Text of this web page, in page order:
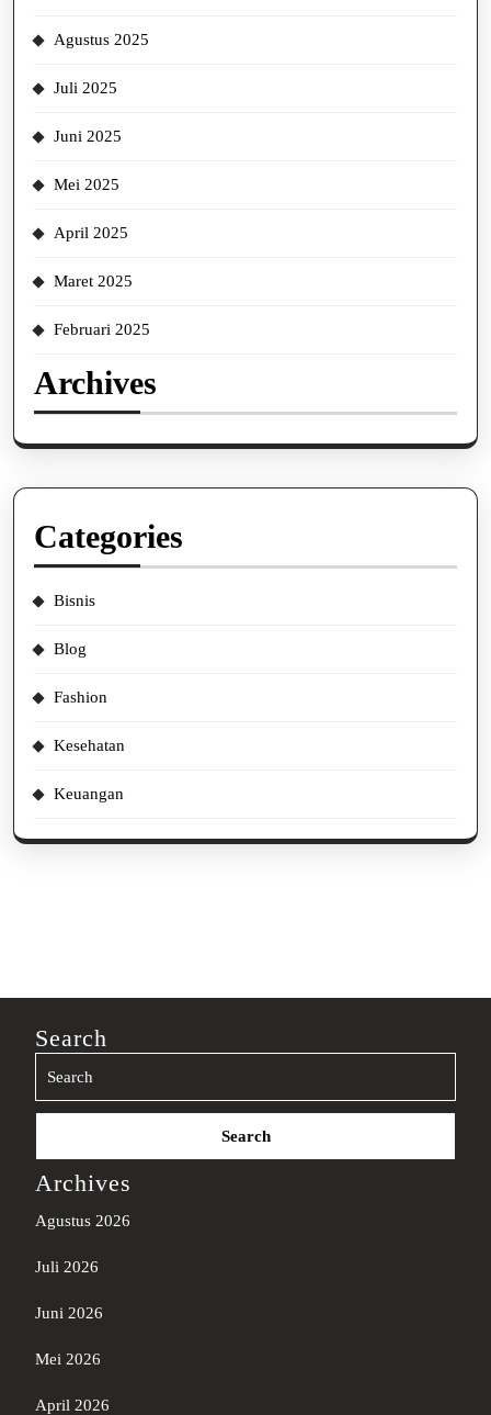
Agustus 2025
Juli 2025
Juni 2025
Mei 2025
April 2025
Maret 2025
Februari 2025
Archives
Categories
Bisnis
Blog
Fashion
Kesehatan
Keuangan
Search
Search
Archives
Agustus 2026
Juli 2026
Juni 2026
Mei 2026
April 2026